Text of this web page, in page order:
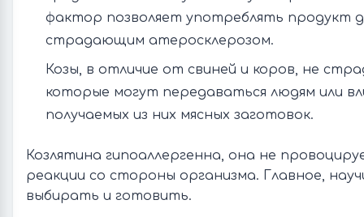
фактор позволяет употреблять продукт
страдающим атеросклерозом.
Козы, в отличие от свиней и коров, не
которые могут передаваться людям или
получаемых из них мясных заготовок.
Козлятина гипоаллергенна, она не
реакции со стороны организма. Главное,
выбирать и готовить.